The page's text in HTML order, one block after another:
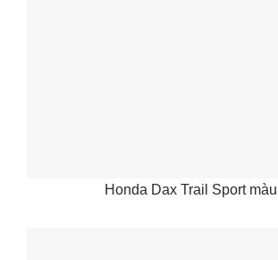
Honda Dax Trail Sport